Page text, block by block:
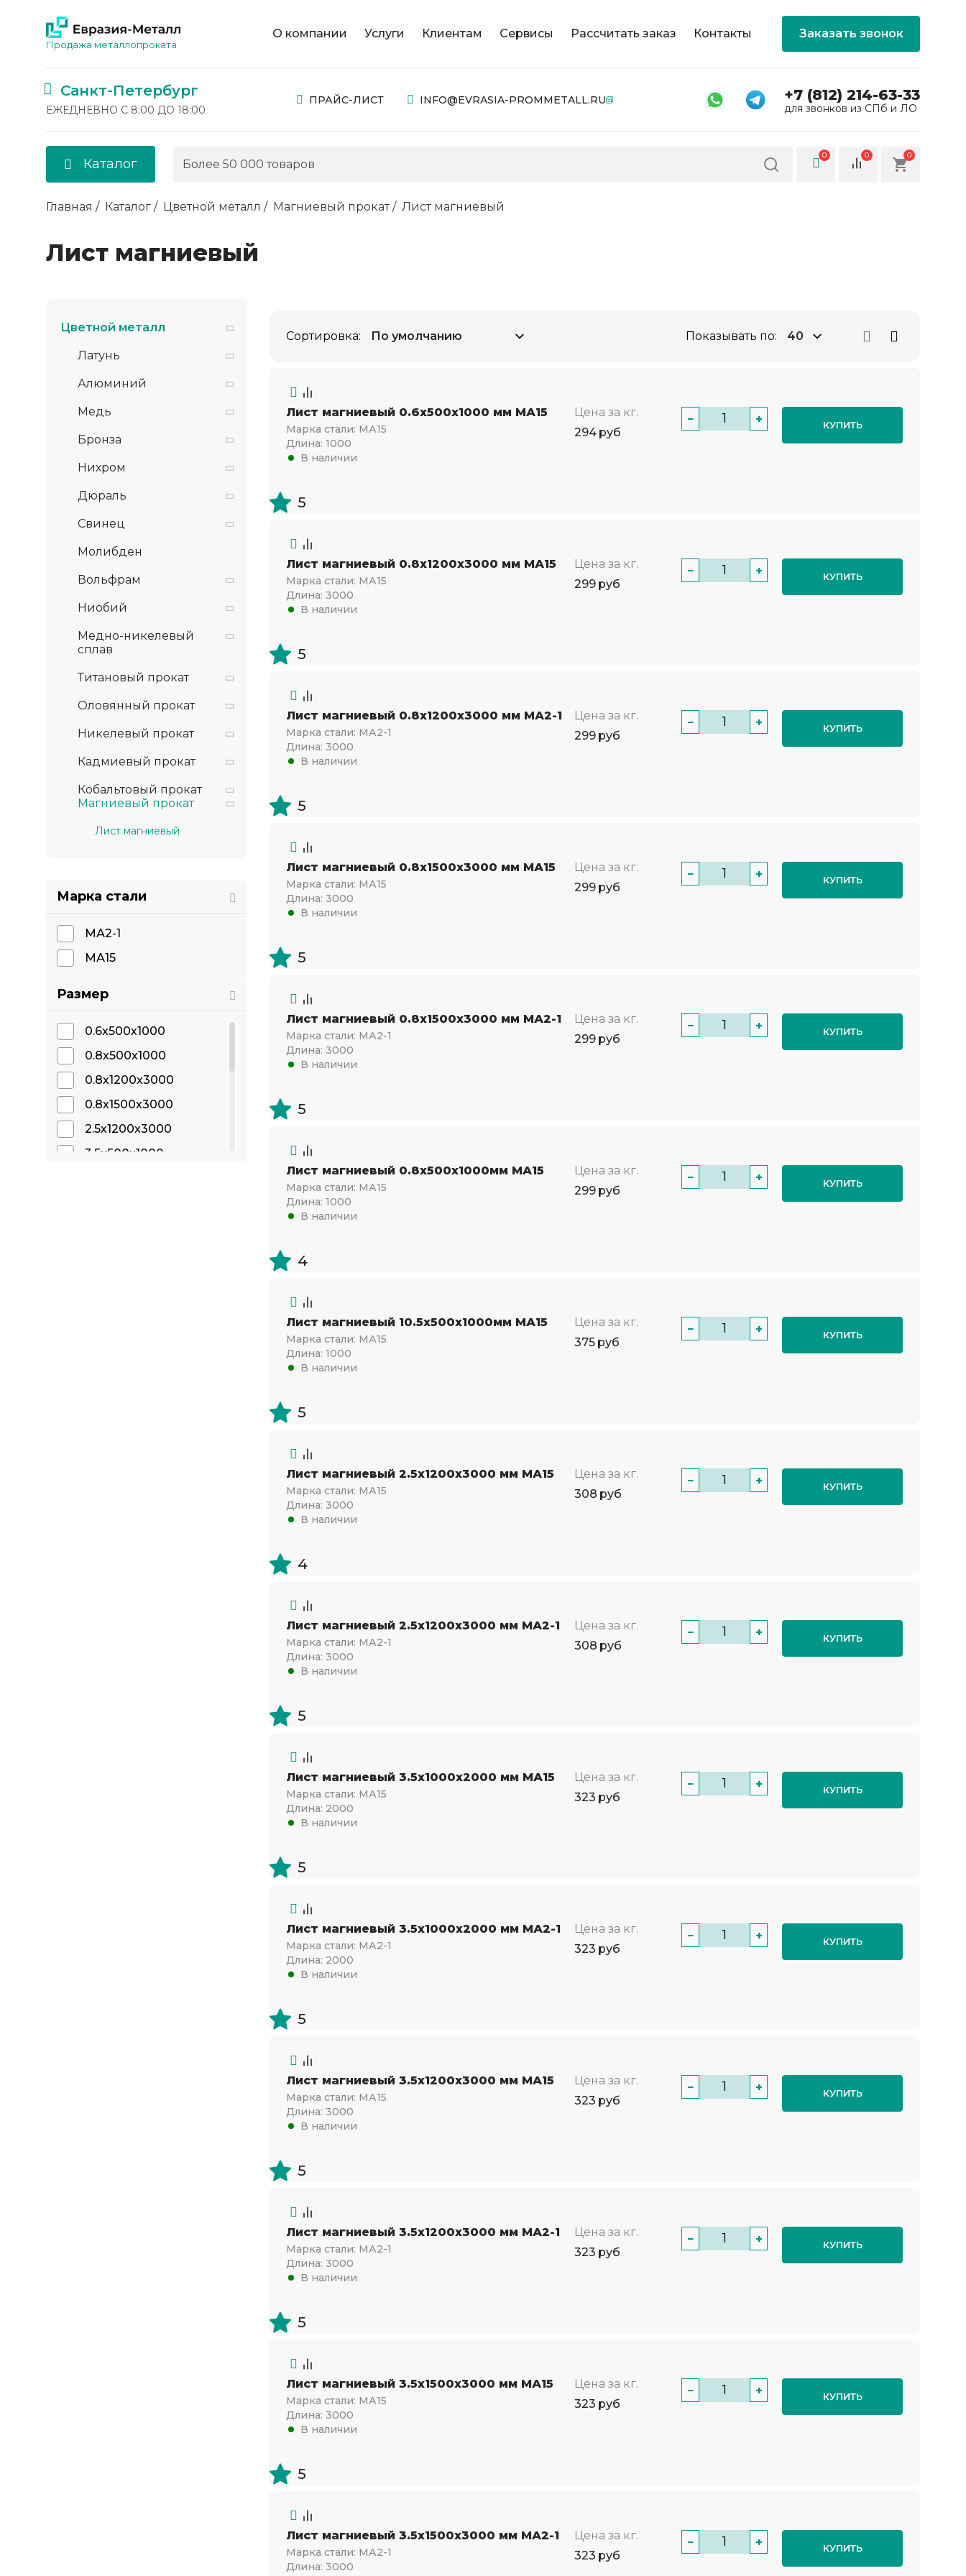
Продажа металлопроката
О компании Услуги Клиентам Сервисы Рассчитать заказ Контакты Заказать звонок
Санкт-Петербург
ЕЖЕДНЕВНО С 8:00 ДО 18:00
ПРАЙС-ЛИСТ INFO@EVRASIA-PROMMETALL.RU +7 (812) 214-63-33
для звонков из СПб и ЛО
Каталог
0 0 0
Главная Каталог Цветной металл Магниевый прокат Лист магниевый
Лист магниевый
Цветной металл
Латунь
Алюминий
Медь
Бронза
Нихром
Дюраль
Свинец
Молибден
Вольфрам
Ниобий
Медно-никелевый
сплав
Титановый прокат
Оловянный прокат
Никелевый прокат
Кадмиевый прокат
Кобальтовый прокат
Магниевый прокат
Лист магниевый
Марка стали
МА2-1
МА15
Размер
0.6х500х1000
0.8х500х1000
0.8х1200х3000
0.8х1500х3000
2.5х1200х3000
3.5х500х1000
Сортировка: Показывать по:
Лист магниевый 0.6х500х1000 мм МА15
Марка стали: МА15
Длина: 1000
В наличии
Цена за кг.
294 руб
− + КУПИТЬ
5
Лист магниевый 0.8х1200х3000 мм МА15
Марка стали: МА15
Длина: 3000
В наличии
Цена за кг.
299 руб
− + КУПИТЬ
5
Лист магниевый 0.8х1200х3000 мм МА2-1
Марка стали: МА2-1
Длина: 3000
В наличии
Цена за кг.
299 руб
− + КУПИТЬ
5
Лист магниевый 0.8х1500х3000 мм МА15
Марка стали: МА15
Длина: 3000
В наличии
Цена за кг.
299 руб
− + КУПИТЬ
5
Лист магниевый 0.8х1500х3000 мм МА2-1
Марка стали: МА2-1
Длина: 3000
В наличии
Цена за кг.
299 руб
− + КУПИТЬ
5
Лист магниевый 0.8х500х1000мм МА15
Марка стали: МА15
Длина: 1000
В наличии
Цена за кг.
299 руб
− + КУПИТЬ
4
Лист магниевый 10.5х500х1000мм МА15
Марка стали: МА15
Длина: 1000
В наличии
Цена за кг.
375 руб
− + КУПИТЬ
5
Лист магниевый 2.5х1200х3000 мм МА15
Марка стали: МА15
Длина: 3000
В наличии
Цена за кг.
308 руб
− + КУПИТЬ
4
Лист магниевый 2.5х1200х3000 мм МА2-1
Марка стали: МА2-1
Длина: 3000
В наличии
Цена за кг.
308 руб
− + КУПИТЬ
5
Лист магниевый 3.5х1000х2000 мм МА15
Марка стали: МА15
Длина: 2000
В наличии
Цена за кг.
323 руб
− + КУПИТЬ
5
Лист магниевый 3.5х1000х2000 мм МА2-1
Марка стали: МА2-1
Длина: 2000
В наличии
Цена за кг.
323 руб
− + КУПИТЬ
5
Лист магниевый 3.5х1200х3000 мм МА15
Марка стали: МА15
Длина: 3000
В наличии
Цена за кг.
323 руб
− + КУПИТЬ
5
Лист магниевый 3.5х1200х3000 мм МА2-1
Марка стали: МА2-1
Длина: 3000
В наличии
Цена за кг.
323 руб
− + КУПИТЬ
5
Лист магниевый 3.5х1500х3000 мм МА15
Марка стали: МА15
Длина: 3000
В наличии
Цена за кг.
323 руб
− + КУПИТЬ
5
Лист магниевый 3.5х1500х3000 мм МА2-1
Марка стали: МА2-1
Длина: 3000
Цена за кг.
323 руб
− + КУПИТЬ